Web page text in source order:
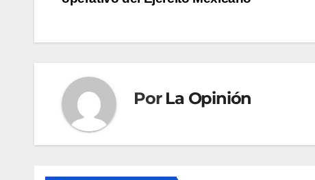
de
entradas
Por La Opinión